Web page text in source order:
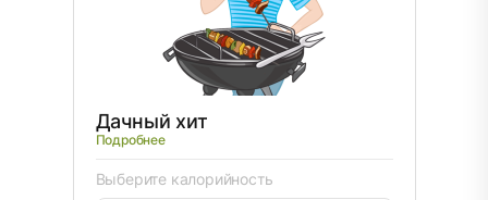
Дачный хит
Подробнее
Выберите калорийность